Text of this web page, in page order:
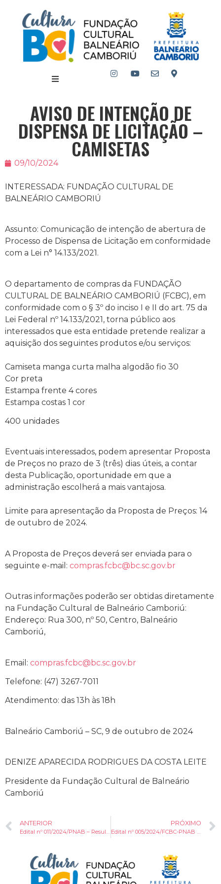
AVISO DE INTENÇÃO DE
DISPENSA DE LICITAÇÃO –
CAMISETAS
09/10/2024
INTERESSADA: FUNDAÇÃO CULTURAL DE
BALNEÁRIO CAMBORIÚ
Assunto: Comunicação de intenção de abertura de
Processo de Dispensa de Licitação em conformidade
com a Lei n° 14.133/2021.
O departamento de compras da FUNDAÇÃO
CULTURAL DE BALNEÁRIO CAMBORIÚ (FCBC), em
conformidade com o § 3º do inciso I e II do art. 75 da
Lei Federal nº 14.133/2021, torna público aos
interessados que esta entidade pretende realizar a
aquisição dos seguintes produtos e/ou serviços:
Camiseta manga curta malha algodão fio 30
Cor preta
Estampa frente 4 cores
Estampa costas 1 cor
400 unidades
Eventuais interessados, podem apresentar Proposta
de Preços no prazo de 3 (três) dias úteis, a contar
desta Publicação, oportunidade em que a
administração escolherá a mais vantajosa.
Limite para apresentação da Proposta de Preços: 14
de outubro de 2024.
A Proposta de Preços deverá ser enviada para o
seguinte e-mail: compras.fcbc@bc.sc.gov.br
Outras informações poderão ser obtidas diretamente
na Fundação Cultural de Balneário Camboriú:
Endereço: Rua 300, nº 50, Centro, Balneário
Camboriú,
Email: compras.fcbc@bc.sc.gov.br
Telefone: (47) 3267-7011
Atendimento: das 13h às 18h
Balneário Camboriú – SC, 9 de outubro de 2024
DENIZE APARECIDA RODRIGUES DA COSTA LEITE
Presidente da Fundação Cultural de Balneário
Camboriú
ANTERIOR
Edital nº 011/2024/PNAB – Resultado
PRÓXIMO
Edital nº 005/2024/FCBC-PNAB – Resultado Final